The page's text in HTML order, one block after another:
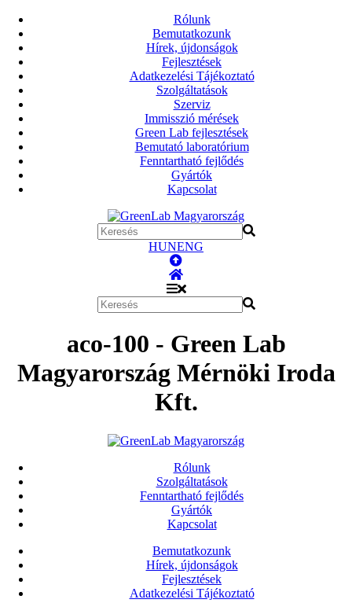
Rólunk
Bemutatkozunk
Hírek, újdonságok
Fejlesztések
Adatkezelési Tájékoztató
Szolgáltatások
Szerviz
Immisszió mérések
Green Lab fejlesztések
Bemutató laboratórium
Fenntartható fejlődés
Gyártók
Kapcsolat
HUNENG
aco-100 - Green Lab
Magyarország Mérnöki Iroda
Kft.
Rólunk
Szolgáltatások
Fenntartható fejlődés
Gyártók
Kapcsolat
Bemutatkozunk
Hírek, újdonságok
Fejlesztések
Adatkezelési Tájékoztató